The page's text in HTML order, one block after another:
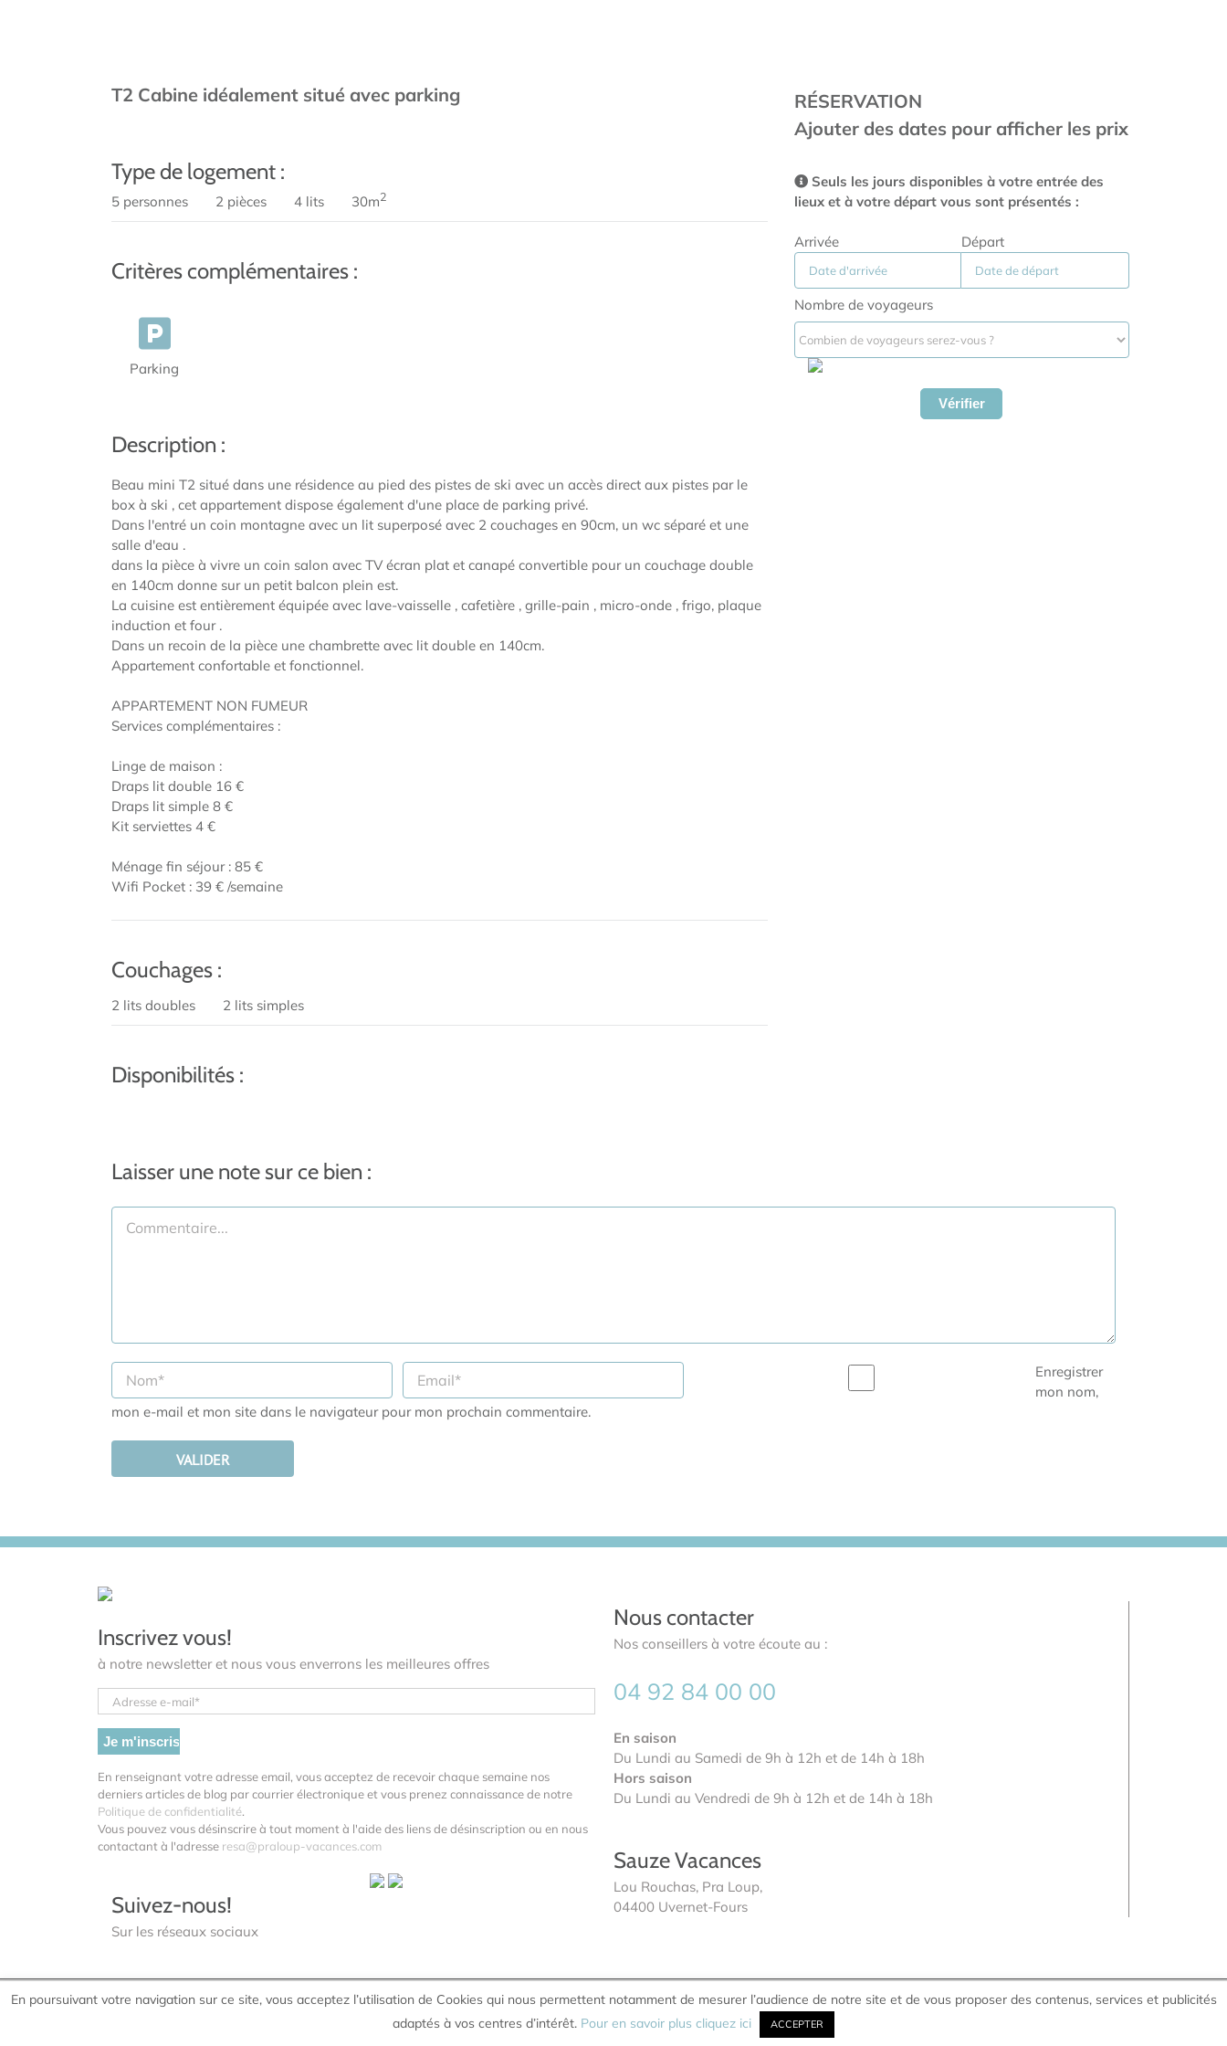
T2 Cabine idéalement situé avec parking
Type de logement :
5 personnes 2 pièces 4 lits 30m2
Critères complémentaires :
Parking
Description :
Beau mini T2 situé dans une résidence au pied des pistes de ski avec un accès direct aux pistes par le
box à ski , cet appartement dispose également d'une place de parking privé.
Dans l'entré un coin montagne avec un lit superposé avec 2 couchages en 90cm, un wc séparé et une
salle d'eau .
dans la pièce à vivre un coin salon avec TV écran plat et canapé convertible pour un couchage double
en 140cm donne sur un petit balcon plein est.
La cuisine est entièrement équipée avec lave-vaisselle , cafetière , grille-pain , micro-onde , frigo, plaque
induction et four .
Dans un recoin de la pièce une chambrette avec lit double en 140cm.
Appartement confortable et fonctionnel.
APPARTEMENT NON FUMEUR
Services complémentaires :
Linge de maison :
Draps lit double 16 €
Draps lit simple 8 €
Kit serviettes 4 €
Ménage fin séjour : 85 €
Wifi Pocket : 39 € /semaine
Couchages :
2 lits doubles 2 lits simples
Disponibilités :
RÉSERVATION
Ajouter des dates pour afficher les prix
Seuls les jours disponibles à votre entrée des
lieux et à votre départ vous sont présentés :
Arrivée Départ
Nombre de voyageurs
Vérifier
Laisser une note sur ce bien :
Enregistrer
mon nom,
mon e-mail et mon site dans le navigateur pour mon prochain commentaire.
Inscrivez vous!
à notre newsletter et nous vous enverrons les meilleures offres
En renseignant votre adresse email, vous acceptez de recevoir chaque semaine nos
derniers articles de blog par courrier électronique et vous prenez connaissance de notre
Politique de confidentialité.
Vous pouvez vous désinscrire à tout moment à l'aide des liens de désinscription ou en nous
contactant à l'adresse resa@praloup-vacances.com
Suivez-nous!
Sur les réseaux sociaux
Nous contacter
Nos conseillers à votre écoute au :
04 92 84 00 00
En saison
Du Lundi au Samedi de 9h à 12h et de 14h à 18h
Hors saison
Du Lundi au Vendredi de 9h à 12h et de 14h à 18h
Sauze Vacances
Lou Rouchas, Pra Loup,
04400 Uvernet-Fours
© 2026 PRALOUP VACANCES | Mentions légales et Politique de Condidentialité | CGV |
Contact
En poursuivant votre navigation sur ce site, vous acceptez l’utilisation de Cookies qui nous permettent notamment de mesurer l’audience de notre site et de vous proposer des contenus, services et publicités
adaptés à vos centres d’intérêt. Pour en savoir plus cliquez ici ACCEPTER